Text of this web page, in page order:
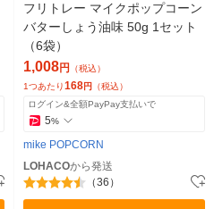
フリトレー マイクポップコーン
バターしょう油味 50g 1セット
（6袋）
1,008円
（税込）
1つあたり168円 （税込）
ログイン&全額PayPay支払いで
5%
mike POPCORN
LOHACOから発送
（36）